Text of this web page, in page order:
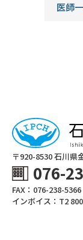
医師
〒920-8530 ⽯川県
076-
FAX：076-238-
インボイス：T2